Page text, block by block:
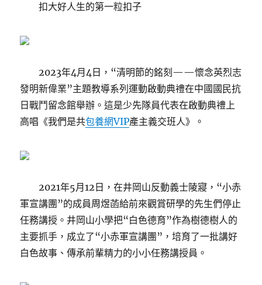
扣大好人生的第一粒扣子
2023年4月4日，“清明節的銘刻——懷念英烈志
發明新偉業”主題教導系列運動啟動典禮在中國國民抗
日戰鬥留念館舉辦。這是少先隊員代表在啟動典禮上
高唱《我們是共包養網VIP產主義交班人》。
2021年5月12日，在井岡山反動義士陵寢，“小赤
軍宣講團”的成員周煜菡給前來觀賞研學的先生們停止
任務講授。井岡山小學把“白色德育”作為樹德樹人的
主要抓手，成立了“小赤軍宣講團”，培育了一批講好
白色故事、傳承前輩精力的小小任務講授員。